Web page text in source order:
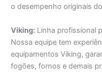
o desempenho originais
Viking: Linha profissional
Nossa equipe tem
equipamentos Viking,
fogões, fornos e demais